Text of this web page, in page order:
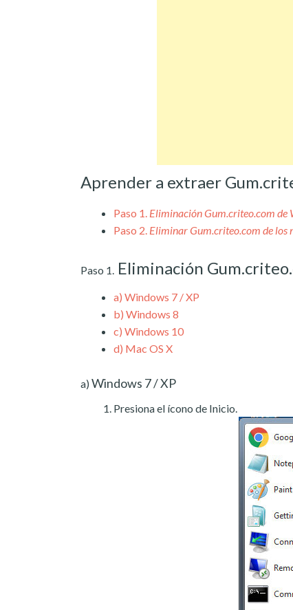
Aprender a extraer
Paso 1. Eliminación Gum.criteo.com de
Paso 2. Eliminar Gum.criteo.com de los
Paso 1. Eliminación
a) Windows 7 / XP
b) Windows 8
c) Windows 10
d) Mac OS X
a) Windows 7 / XP
Presiona el ícono de Inicio.